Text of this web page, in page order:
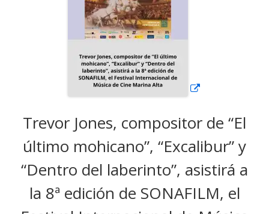
Trevor Jones, compositor de “El
último mohicano”, “Excalibur” y
“Dentro del laberinto”, asistirá a
la 8ª edición de SONAFILM, el